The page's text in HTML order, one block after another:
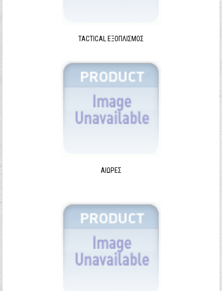
TACTICAL ΕΞΟΠΛΙΣΜΌΣ
ΑΙΩΡΕΣ